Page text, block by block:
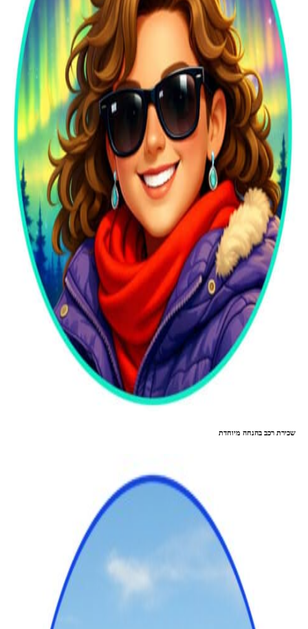
שכירת רכב בהנחה מיוחדת